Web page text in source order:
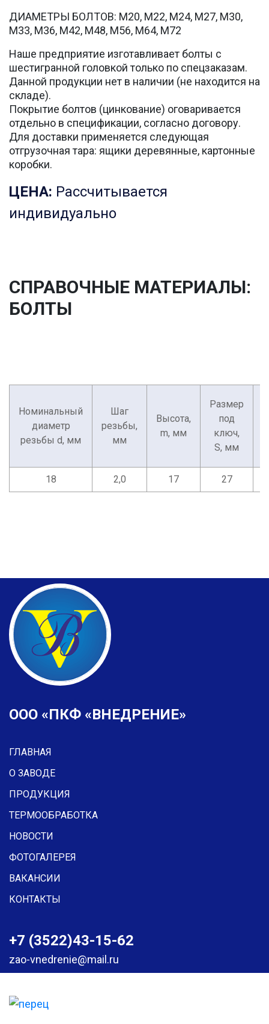
ДИАМЕТРЫ БОЛТОВ: М20, М22, М24, М27, М30,
М33, М36, М42, М48, М56, М64, М72
Наше предприятие изготавливает болты с
шестигранной головкой только по спецзаказам.
Данной продукции нет в наличии (не находится на
складе).
Покрытие болтов (цинкование) оговаривается
отдельно в спецификации, согласно договору.
Для доставки применяется следующая
отгрузочная тара: ящики деревянные, картонные
коробки.
ЦЕНА: Рассчитывается
индивидуально
СПРАВОЧНЫЕ МАТЕРИАЛЫ:
БОЛТЫ
Номинальный
диаметр
резьбы d, мм
Шаг
резьбы,
мм
Высота,
m, мм
Размер
под
ключ,
S, мм
18 2,0 17 27
ООО «ПКФ «ВНЕДРЕНИЕ»
ГЛАВНАЯ
О ЗАВОДЕ
ПРОДУКЦИЯ
ТЕРМООБРАБОТКА
НОВОСТИ
ФОТОГАЛЕРЕЯ
ВАКАНСИИ
КОНТАКТЫ
+7 (3522)43-15-62
zao-vnedrenie@mail.ru